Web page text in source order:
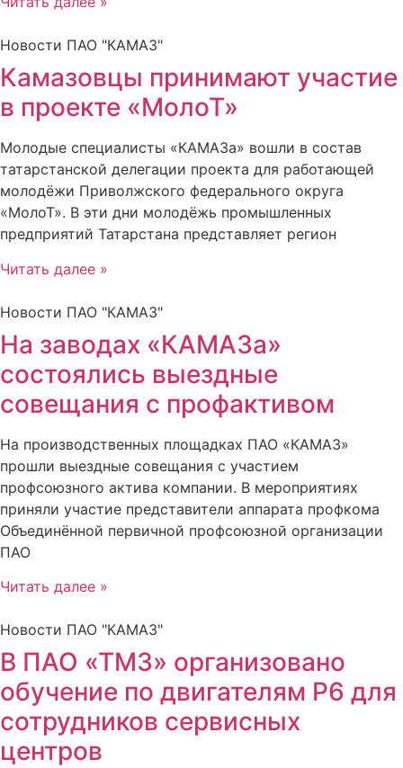
Новости ПАО "КАМАЗ"
Камазовцы принимают участие
в проекте «МолоТ»
Молодые специалисты «КАМАЗа» вошли в состав
татарстанской делегации проекта для работающей
молодёжи Приволжского федерального округа
«МолоТ». В эти дни молодёжь промышленных
предприятий Татарстана представляет регион
Читать далее »
Новости ПАО "КАМАЗ"
На заводах «КАМАЗа»
состоялись выездные
совещания с профактивом
На производственных площадках ПАО «КАМАЗ»
прошли выездные совещания с участием
профсоюзного актива компании. В мероприятиях
приняли участие представители аппарата профкома
Объединённой первичной профсоюзной организации
ПАО
Читать далее »
Новости ПАО "КАМАЗ"
В ПАО «ТМЗ» организовано
обучение по двигателям Р6 для
сотрудников сервисных
центров